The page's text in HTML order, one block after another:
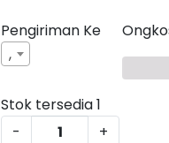
Pengiriman Ke
,
Stok tersedia1
-
+